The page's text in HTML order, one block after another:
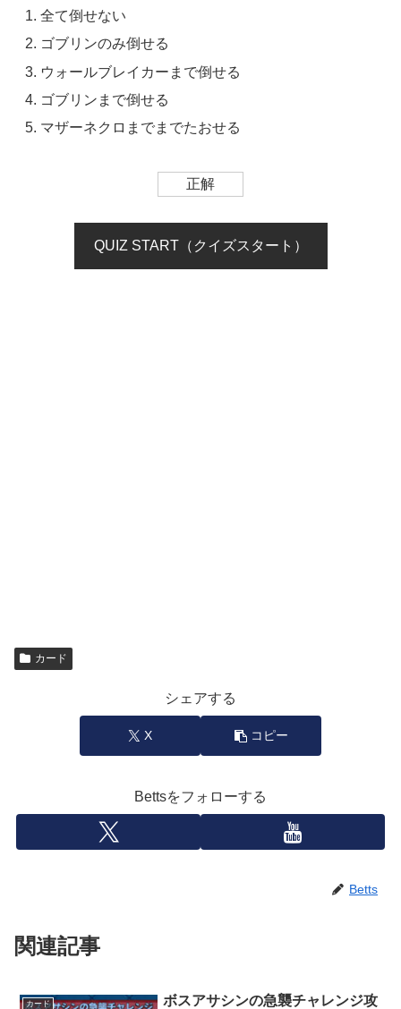
全て倒せない
ゴブリンのみ倒せる
ウォールブレイカーまで倒せる
ゴブリンまで倒せる
マザーネクロまでまでたおせる
正解
QUIZ START（クイズスタート）
カード
シェアする
X コピー
Bettsをフォローする
Betts
関連記事
カード
ボスアサシンの急襲チャレンジ攻